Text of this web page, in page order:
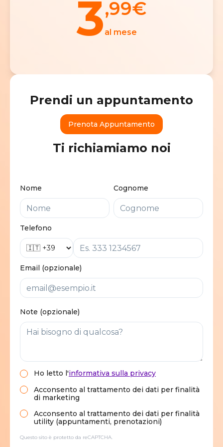
3,99€
al mese
Prendi un appuntamento
Prenota Appuntamento
Ti richiamiamo noi
Nome Cognome
Telefono
Email (opzionale)
Note (opzionale)
Ho letto l'informativa sulla privacy
Acconsento al trattamento dei dati per finalità
di marketing
Acconsento al trattamento dei dati per finalità
utility (appuntamenti, prenotazioni)
Questo sito è protetto da reCAPTCHA.